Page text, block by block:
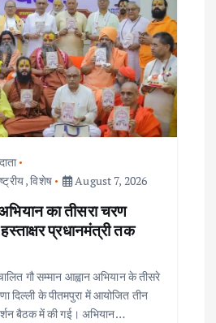
,विशेष August 7, 2026
का तीसरा चरण
प्रधानमंत्री तक
गौ सम्मान आह्वान अभियान के तीसरे
दिल्ली के पीतमपुरा में आयोजित तीन
बैठक में की गई। अभियान…